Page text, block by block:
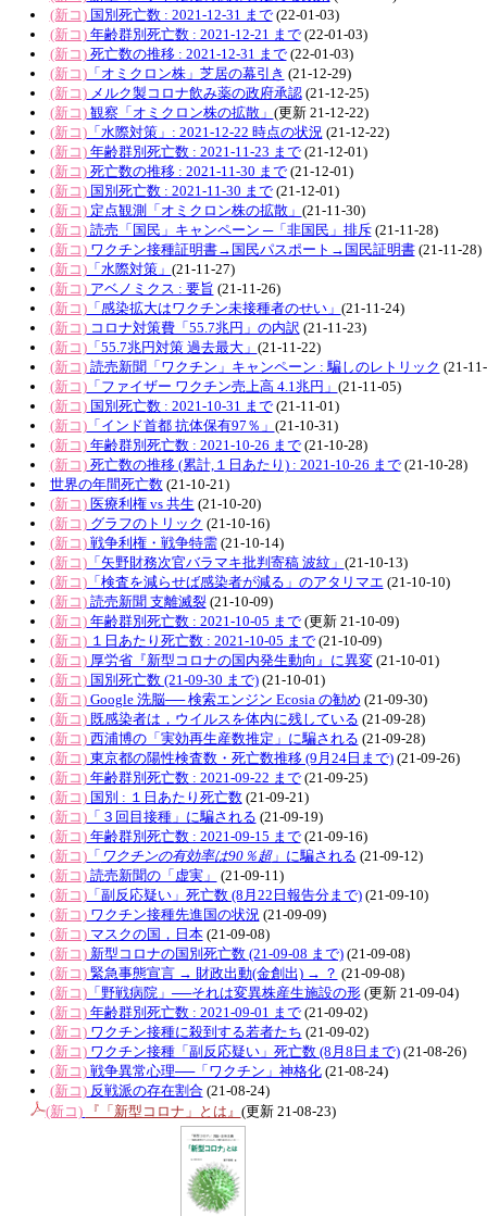
(新コ)国別死亡数 : 2021-12-31 まで(22-01-03)
(新コ)年齢群別死亡数 : 2021-12-21 まで(22-01-03)
(新コ)死亡数の推移 : 2021-12-31 まで(22-01-03)
(新コ)「オミクロン株」芝居の幕引き (21-12-29)
(新コ)メルク製コロナ飲み薬の政府承認(21-12-25)
(新コ)観察「オミクロン株の拡散」 (更新 21-12-22)
(新コ)「水際対策」: 2021-12-22 時点の状況(21-12-22)
(新コ)年齢群別死亡数 : 2021-11-23 まで(21-12-01)
(新コ)死亡数の推移 : 2021-11-30 まで(21-12-01)
(新コ)国別死亡数 : 2021-11-30 まで(21-12-01)
(新コ)定点観測「オミクロン株の拡散」 (21-11-30)
(新コ)読売「国民」キャンペーン ─「非国民」排斥(21-11-28)
(新コ)ワクチン接種証明書→国民パスポート→国民証明書(21-11-28)
(新コ)「水際対策」 (21-11-27)
(新コ)アベノミクス : 要旨 (21-11-26)
(新コ)「感染拡大はワクチン未接種者のせい」 (21-11-24)
(新コ)コロナ対策費「55.7兆円」の内訳 (21-11-23)
(新コ)「55.7兆円対策 過去最大」 (21-11-22)
(新コ)読売新聞「ワクチン」キャンペーン : 騙しのレトリック (21-
(新コ)「ファイザー ワクチン売上高 4.1兆円」 (21-11-05)
(新コ)国別死亡数 : 2021-10-31 まで(21-11-01)
(新コ)「インド首都 抗体保有97％」 (21-10-31)
(新コ)年齢群別死亡数 : 2021-10-26 まで(21-10-28)
(新コ)死亡数の推移 (累計,１日あたり) : 2021-10-26 まで(21-10-28)
世界の年間死亡数(21-10-21)
(新コ)医療利権 vs 共生 (21-10-20)
(新コ)グラフのトリック (21-10-16)
(新コ)戦争利権・戦争特需(21-10-14)
(新コ)「矢野財務次官バラマキ批判寄稿 波紋」 (21-10-13)
(新コ)「検査を減らせば感染者が減る」のアタリマエ (21-10-10)
(新コ)読売新聞 支離滅裂(21-10-09)
(新コ)年齢群別死亡数 : 2021-10-05 まで(更新 21-10-09)
(新コ)１日あたり死亡数 : 2021-10-05 まで(21-10-09)
(新コ)厚労省『新型コロナの国内発生動向』に異変(21-10-01)
(新コ)国別死亡数 (21-09-30 まで)(21-10-01)
(新コ)Google 洗脳── 検索エンジン Ecosia の勧め (21-09-30)
(新コ)既感染者は，ウイルスを体内に残している (21-09-28)
(新コ)西浦博の「実効再生産数推定」に騙される (21-09-28)
(新コ)東京都の陽性検査数・死亡数推移 (9月24日まで)(21-09-26)
(新コ)年齢群別死亡数 : 2021-09-22 まで(21-09-25)
(新コ)国別 : １日あたり死亡数(21-09-21)
(新コ)「３回目接種」に騙される (21-09-19)
(新コ)年齢群別死亡数 : 2021-09-15 まで(21-09-16)
(新コ)「 ワクチンの有効率は90％超」に騙される (21-09-12)
(新コ)読売新聞の「虚実」
(21-09-11)
(新コ)「副反応疑い」死亡数 (8月22日報告分まで)(21-09-10)
(新コ)ワクチン接種先進国の状況(21-09-09)
(新コ)マスクの国，日本(21-09-08)
(新コ)新型コロナの国別死亡数 (21-09-08 まで)(21-09-08)
(新コ)緊急事態宣言 → 財政出動(金創出) → ？ (21-09-08)
(新コ)「野戦病院」──それは変異株産生施設の形(更新 21-09-04)
(新コ)年齢群別死亡数 : 2021-09-01 まで(21-09-02)
(新コ)ワクチン接種に殺到する若者たち (21-09-02)
(新コ)ワクチン接種「副反応疑い」死亡数 (8月8日まで)(21-08-26)
(新コ)戦争異常心理──「ワクチン」神格化(21-08-24)
(新コ)反戦派の存在割合(21-08-24)
(新コ)
『「新型コロナ」とは』 (更新 21-08-23)